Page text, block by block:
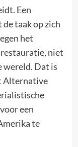
Een
taak op zich
het
niet
wereld. Dat is
Alternative
een
te